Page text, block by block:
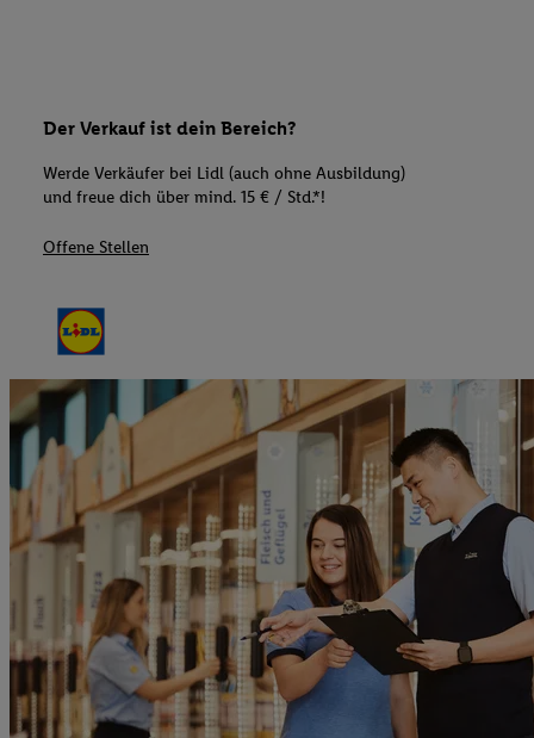
Der Verkauf ist dein Bereich?
Werde Verkäufer bei Lidl (auch ohne Ausbildung)
und freue dich über mind. 15 € / Std.*!
Offene Stellen